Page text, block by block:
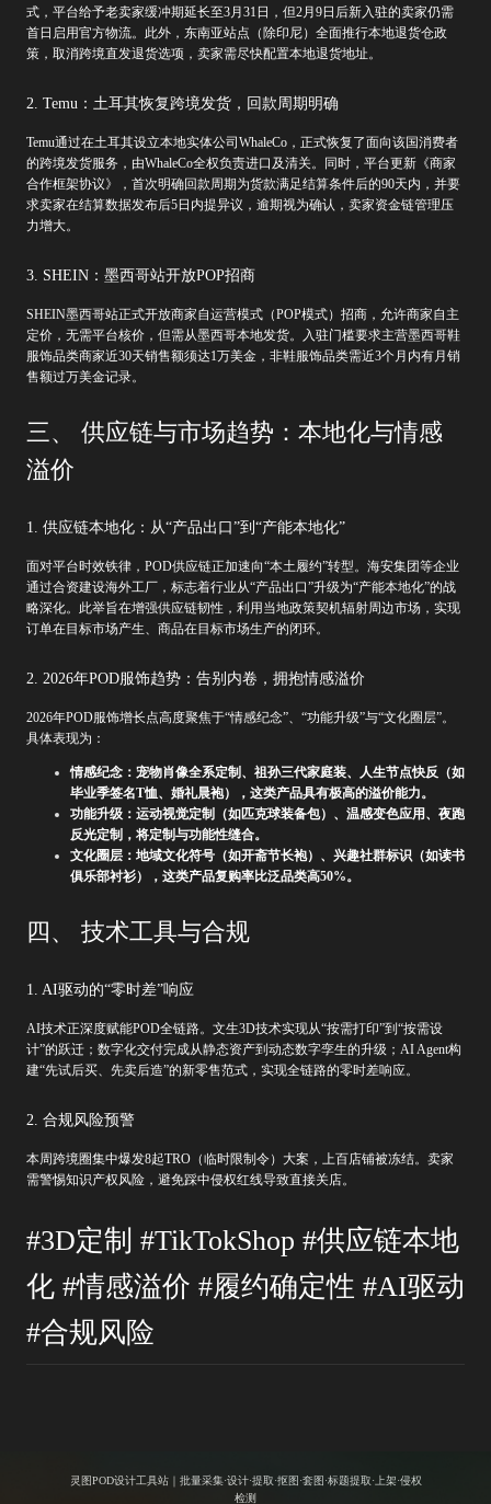
式，平台给予老卖家缓冲期延长至3月31日，但2月9日后新入驻的卖家仍需
首日启用官方物流。此外，东南亚站点（除印尼）全面推行本地退货仓政
策，取消跨境直发退货选项，卖家需尽快配置本地退货地址。
2. Temu：土耳其恢复跨境发货，回款周期明确
Temu通过在土耳其设立本地实体公司WhaleCo，正式恢复了面向该国消费者
的跨境发货服务，由WhaleCo全权负责进口及清关。同时，平台更新《商家
合作框架协议》，首次明确回款周期为货款满足结算条件后的90天内，并要
求卖家在结算数据发布后5日内提异议，逾期视为确认，卖家资金链管理压
力增大。
3. SHEIN：墨西哥站开放POP招商
SHEIN墨西哥站正式开放商家自运营模式（POP模式）招商，允许商家自主
定价，无需平台核价，但需从墨西哥本地发货。入驻门槛要求主营墨西哥鞋
服饰品类商家近30天销售额须达1万美金，非鞋服饰品类需近3个月内有月销
售额过万美金记录。
三、 供应链与市场趋势：本地化与情感
溢价
1. 供应链本地化：从“产品出口”到“产能本地化”
面对平台时效铁律，POD供应链正加速向“本土履约”转型。海安集团等企业
通过合资建设海外工厂，标志着行业从“产品出口”升级为“产能本地化”的战
略深化。此举旨在增强供应链韧性，利用当地政策契机辐射周边市场，实现
订单在目标市场产生、商品在目标市场生产的闭环。
2. 2026年POD服饰趋势：告别内卷，拥抱情感溢价
2026年POD服饰增长点高度聚焦于“情感纪念”、“功能升级”与“文化圈层”。
具体表现为：
情感纪念：宠物肖像全系定制、祖孙三代家庭装、人生节点快反（如
毕业季签名T恤、婚礼晨袍），这类产品具有极高的溢价能力。
功能升级：运动视觉定制（如匹克球装备包）、温感变色应用、夜跑
反光定制，将定制与功能性缝合。
文化圈层：地域文化符号（如开斋节长袍）、兴趣社群标识（如读书
俱乐部衬衫），这类产品复购率比泛品类高50%。
四、 技术工具与合规
1. AI驱动的“零时差”响应
AI技术正深度赋能POD全链路。文生3D技术实现从“按需打印”到“按需设
计”的跃迁；数字化交付完成从静态资产到动态数字孪生的升级；AI Agent构
建“先试后买、先卖后造”的新零售范式，实现全链路的零时差响应。
2. 合规风险预警
本周跨境圈集中爆发8起TRO（临时限制令）大案，上百店铺被冻结。卖家
需警惕知识产权风险，避免踩中侵权红线导致直接关店。
#3D定制 #TikTokShop #供应链本地
化 #情感溢价 #履约确定性 #AI驱动
#合规风险
灵图POD设计工具站｜批量采集·设计·提取·抠图·套图·标题提取·上架·侵权
检测